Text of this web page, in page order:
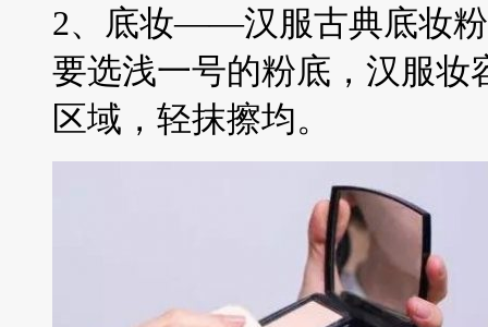
2、底妆——汉服古典底妆
要选浅一号的粉底，汉服妆
区域，轻抹擦均。